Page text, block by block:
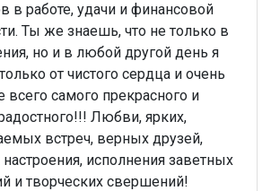
в работе, удачи и финансовой
Ты же знаешь, что не только в
но и в любой другой день я
от чистого сердца и очень
всего самого прекрасного и
Любви, ярких,
встреч, верных друзей,
исполнения заветных
и творческих свершений!